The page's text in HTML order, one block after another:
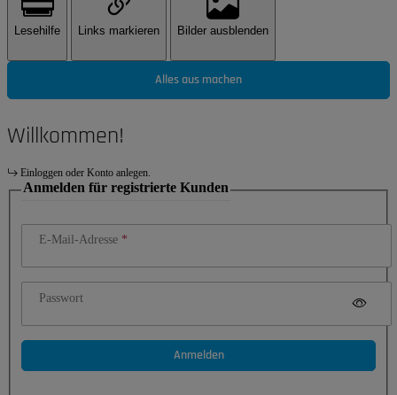
Lesehilfe Links markieren Bilder ausblenden
Alles aus machen
Willkommen!
Einloggen oder Konto anlegen.
Anmelden für registrierte Kunden
E-Mail-Adresse
Passwort
Anmelden